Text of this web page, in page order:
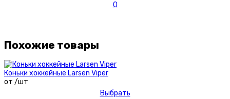
0
Похожие товары
Коньки хоккейные Larsen Viper
от /шт
Выбрать